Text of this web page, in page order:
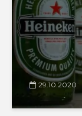
29.10.2020